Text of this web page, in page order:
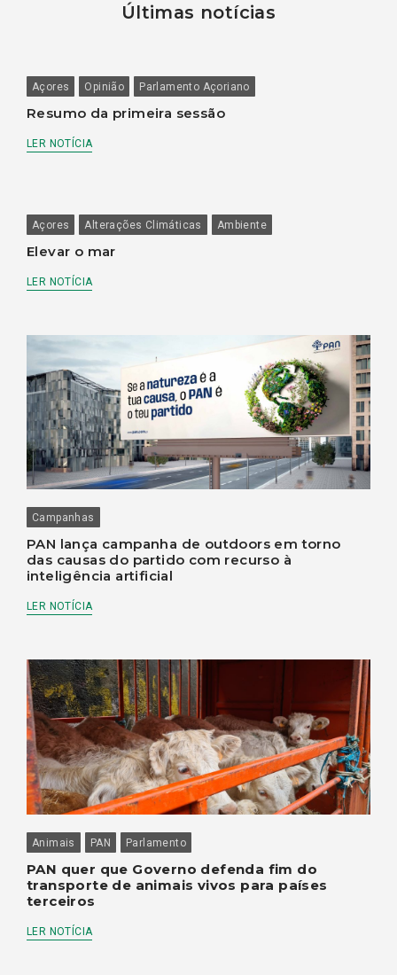
Últimas notícias
Açores Opinião Parlamento Açoriano
Resumo da primeira sessão
LER NOTÍCIA
Açores Alterações Climáticas Ambiente
Elevar o mar
LER NOTÍCIA
Campanhas
PAN lança campanha de outdoors em torno
das causas do partido com recurso à
inteligência artificial
LER NOTÍCIA
Animais PAN Parlamento
PAN quer que Governo defenda fim do
transporte de animais vivos para países
terceiros
LER NOTÍCIA